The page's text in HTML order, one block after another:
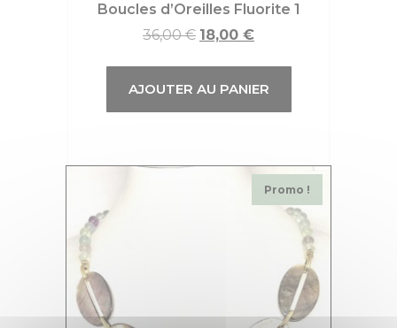
Boucles d’Oreilles Fluorite 1
36,00€ 18,00 €
AJOUTER AU PANIER
Promo !